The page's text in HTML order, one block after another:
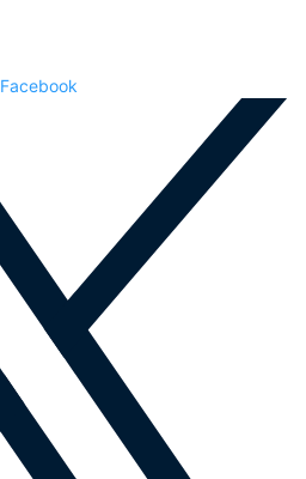
Facebook